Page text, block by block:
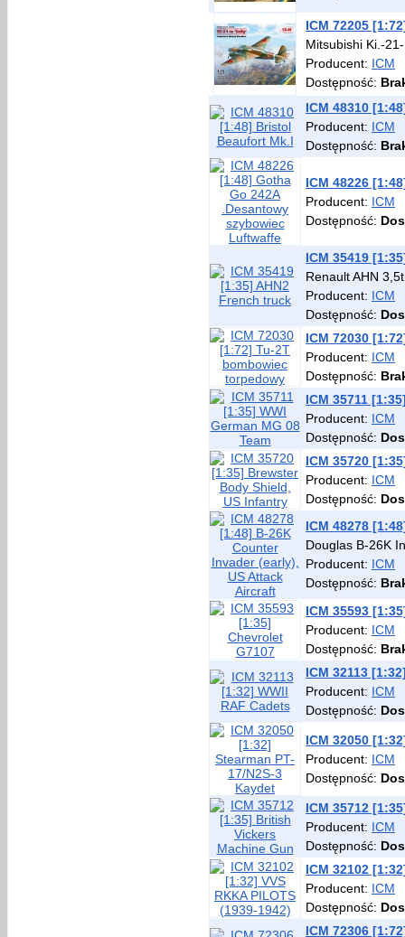
ICM 72205
Mitsubishi Ki.-
Producent: ICM
Dostępność:
ICM 48310
Producent: ICM
Dostępność:
ICM 48226
Producent: ICM
Dostępność:
ICM 35419
Renault AHN 3,5t
Producent: ICM
Dostępność:
ICM 72030
Producent: ICM
Dostępność:
ICM 35711
Producent: ICM
Dostępność:
ICM 35720
Producent: ICM
Dostępność:
ICM 48278
Douglas B-26K
Producent: ICM
Dostępność:
ICM 35593
Producent: ICM
Dostępność:
ICM 32113
Producent: ICM
Dostępność:
ICM 32050
Producent: ICM
Dostępność:
ICM 35712
Producent: ICM
Dostępność:
ICM 32102
Producent: ICM
Dostępność:
ICM 72306